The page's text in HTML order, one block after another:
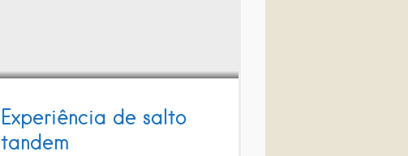
Experiência de salto
tandem